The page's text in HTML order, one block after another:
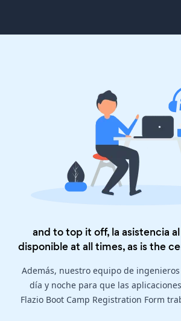
and to top it off, la asistencia
disponible at all times, as is the
Además, nuestro equipo de
día y noche para que las
Flazio Boot Camp Registration Form